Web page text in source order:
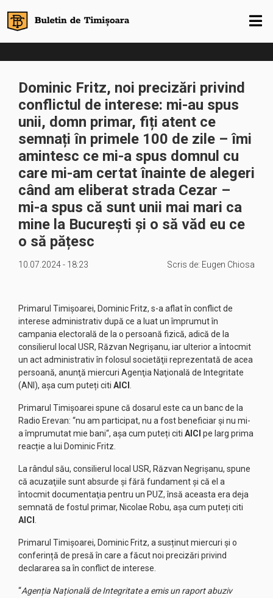
Dominic Fritz, noi precizări privind
conflictul de interese: mi-au spus
unii, domn primar, fiți atent ce
semnați în primele 100 de zile – îmi
amintesc ce mi-a spus domnul cu
care mi-am certat înainte de alegeri
când am eliberat strada Cezar –
mi-a spus că sunt unii mai mari ca
mine la București și o să văd eu ce
o să pățesc
10.07.2024 - 18:23 Scris de: Eugen Chiosa
Primarul Timișoarei, Dominic Fritz, s-a aflat în conflict de
interese administrativ după ce a luat un împrumut în
campania electorală de la o persoană fizică, adică de la
consilierul local USR, Răzvan Negrișanu, iar ulterior a întocmit
un act administrativ în folosul societăţii reprezentată de acea
persoană, anunţă miercuri Agenţia Naţională de Integritate
(ANI), așa cum puteți citi AICI
Primarul Timișoarei spune că dosarul este ca un banc de la
Radio Erevan: “nu am participat, nu a fost beneficiar și nu mi-
a împrumutat mie bani“, așa cum puteți citi AICI pe larg prima
reacție a lui Dominic Fritz.
La rândul său, consilierul local USR, Răzvan Negrișanu, spune
că acuzaţiile sunt absurde şi fără fundament şi că el a
întocmit documentaţia pentru un PUZ, însă aceasta era deja
semnată de fostul primar, Nicolae Robu, așa cum puteți citi
AICI
Primarul Timișoarei, Dominic Fritz, a susținut miercuri și o
conferință de presă în care a făcut noi precizări privind
declararea sa în conflict de interese.
“Agenția Națională de Integritate a emis un raport abuziv